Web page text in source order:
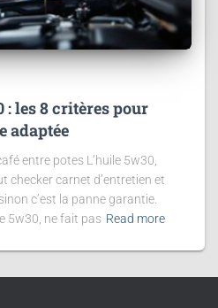
les 8 critères pour
adaptée
entre potes L’huile 5w30,
checker carnet d’entretien et
c’est la panne garantie.
5w30, ne fait pas Read more